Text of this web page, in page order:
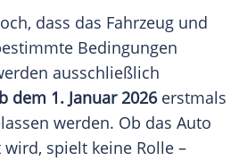
dass das Fahrzeug und
Bedingungen
ausschließlich
dem 1. Januar 2026erstmals
werden. Ob das Auto
spielt keine Rolle –